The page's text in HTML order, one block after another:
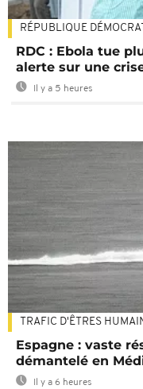
RÉPUBLIQUE
RDC : Ebola tue
alerte sur une
Il y a 5 heures
TRAFIC D'ÊTRES
Espagne : vaste
démantelé en
Il y a 6 heures